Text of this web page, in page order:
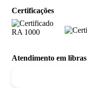
Certificações
Atendimento em libras